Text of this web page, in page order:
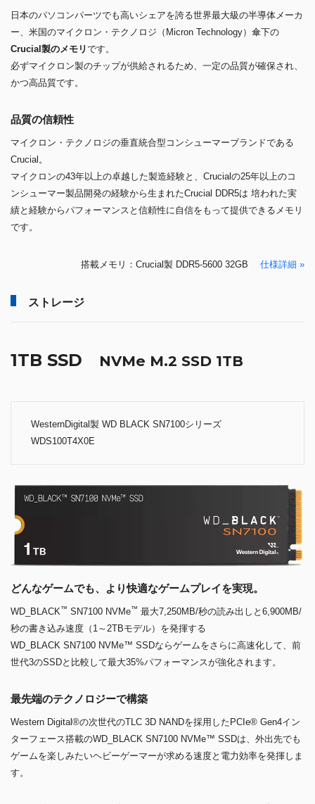
日本のパソコンパーツでも高いシェアを誇る世界最大級の半導体メーカ
ー、米国のマイクロン・テクノロジ（Micron Technology）傘下の
Crucial製のメモリです。
必ずマイクロン製のチップが供給されるため、一定の品質が確保され、
かつ高品質です。
品質の信頼性
マイクロン・テクノロジの垂直統合型コンシューマーブランドである
Crucial。
マイクロンの43年以上の卓越した製造経験と、Crucialの25年以上のコ
ンシューマー製品開発の経験から生まれたCrucial DDR5は 培われた実
績と経験からパフォーマンスと信頼性に自信をもって提供できるメモリ
です。
搭載メモリ：Crucial製 DDR5-5600 32GB 仕様詳細 »
ストレージ
1TB SSD NVMe M.2 SSD 1TB
WesternDigital製 WD BLACK SN7100シリーズ
WDS100T4X0E
どんなゲームでも、より快適なゲームプレイを実現。
WD_BLACK™ SN7100 NVMe™ 最大7,250MB/秒の読み出しと6,900MB/
秒の書き込み速度（1～2TBモデル）を発揮する
WD_BLACK SN7100 NVMe™ SSDならゲームをさらに高速化して、前
世代3のSSDと比較して最大35%パフォーマンスが強化されます。
最先端のテクノロジーで構築
Western Digital®の次世代のTLC 3D NANDを採用したPCIe® Gen4イン
ターフェース搭載のWD_BLACK SN7100 NVMe™ SSDは、外出先でも
ゲームを楽しみたいヘビーゲーマーが求める速度と電力効率を発揮しま
す。